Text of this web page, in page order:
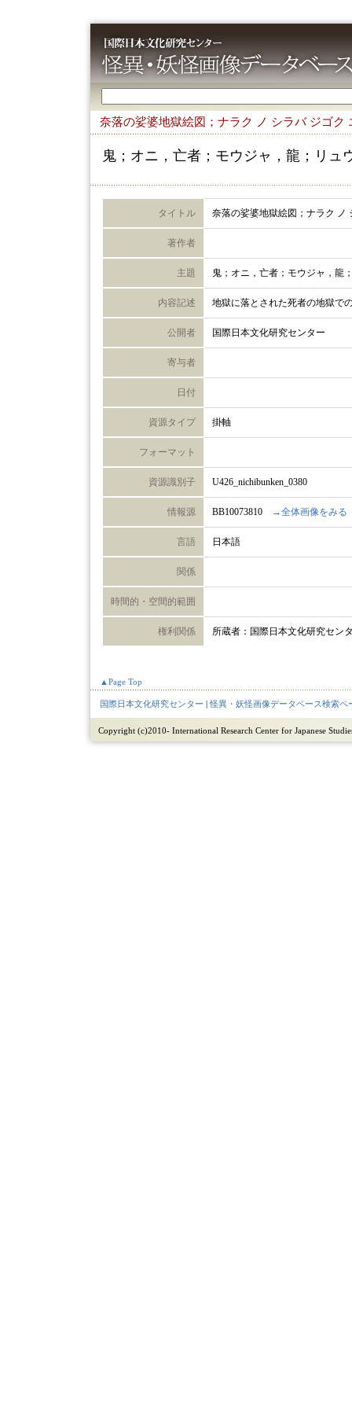
奈落の娑婆地獄絵図；ナラク ノ シラバ ジゴク
鬼；オニ，亡者；モウジャ，龍；リュ
タイトル 奈落の娑婆地獄絵図；ナラク ノ
著作者
主題 鬼；オニ，亡者；モウジャ，龍
内容記述 地獄に落とされた死者の地獄で
公開者 国際日本文化研究センター
寄与者
日付
資源タイプ 掛軸
フォーマット
資源識別子 U426_nichibunken_0380
情報源 BB10073810 →全体画像をみる
言語 日本語
関係
時間的・空間的範囲
権利関係 所蔵者：国際日本文化研究セン
▲Page Top
国際日本文化研究センター |怪異・妖怪画像データベース検索ペ
Copyright (c)2010- International Research Center for Japanese